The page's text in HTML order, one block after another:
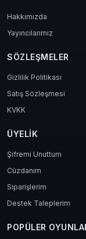
Cihaz: iPhone 5 veya
PubG
Poco F1
Honor Play
Honor View 20
Apple iPhone XR
Samsung Galaxy
Hakkımızda
Yayıncılarımız
SÖZLEŞMELER
Gizlilik Politikası
Satış Sözleşmesi
KVKK
ÜYELIK
Şifremi Unuttum
Cüzdanım
Siparişlerim
Destek Taleplerim
POPÜLER